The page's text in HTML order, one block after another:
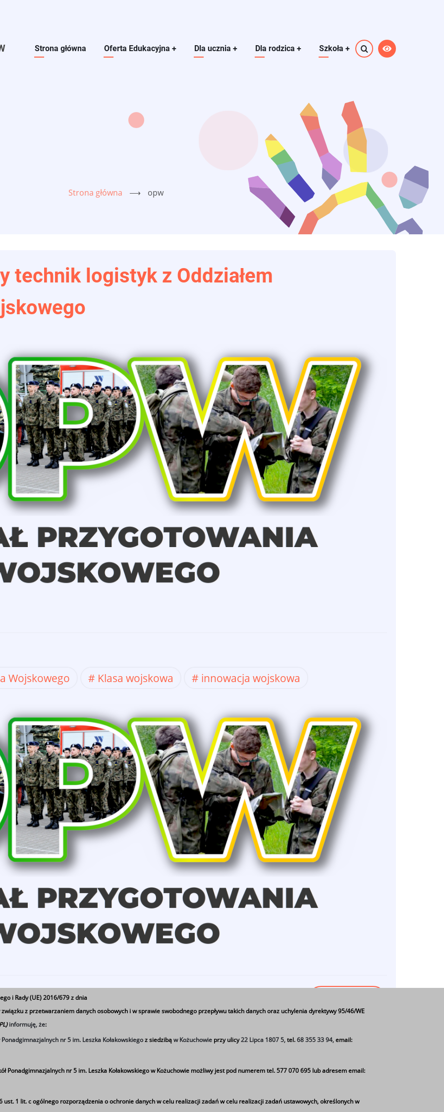
Main navigation
Strona główna Oferta Edukacyjna + Dla ucznia + Dla rodzica + Szkoła +
Strona główna ⟶ opw
technik logistyk z Oddziałem
Wojskowego Klasa wojskowa innowacja wojskowa
i Rady (UE) 2016/679 z dnia
z przetwarzaniem danych osobowych i w sprawie swobodnego przepływu takich danych oraz uchylenia dyrektywy 95/46/WE
informuję, że:
Ponadgimnazjalnych nr 5 im. Leszka Kołakowskiegoz siedzibąw Kożuchowie przy ulicy22 Lipca 1807 5,tel.68 355 33 94,email:
Ponadgimnazjalnych nr 5 im. Leszka Kołakowskiego w Kożuchowie możliwy jest pod numerem tel. 577 070 695 lub adresem email:
ust. 1 lit. c ogólnego rozporządzenia o ochronie danych w celu realizacji zadań w celu realizacji zadań ustawowych, określonych w